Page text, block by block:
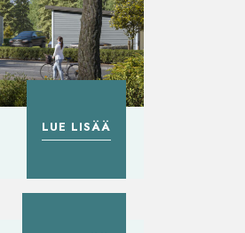
LUE LISÄÄ